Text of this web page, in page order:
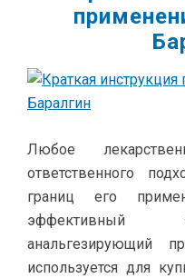
Любое
ответственного
границ его
эффективный
анальгезирующий
используется для